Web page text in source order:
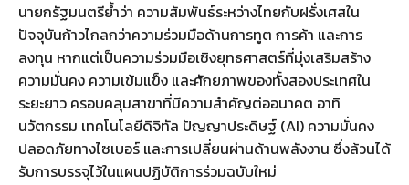
นายกรัฐมนตรีย้ำว่า ความสัมพันธ์ระหว่างไทยกับฝรั่งเศสใน
ปัจจุบันก้าวไกลกว่าความร่วมมือด้านการทูต การค้า และการ
ลงทุน หากแต่เป็นความร่วมมือเชิงยุทธศาสตร์ที่มุ่งเสริมสร้าง
ความมั่นคง ความเข้มแข็ง และศักยภาพของทั้งสองประเทศใน
ระยะยาว ครอบคลุมสาขาที่มีความสำคัญต่ออนาคต อาทิ
นวัตกรรม เทคโนโลยีดิจิทัล ปัญญาประดิษฐ์ (AI) ความมั่นคง
ปลอดภัยทางไซเบอร์ และการเปลี่ยนผ่านด้านพลังงาน ซึ่งล้วนได้
รับการบรรจุไว้ในแผนปฏิบัติการร่วมฉบับใหม่